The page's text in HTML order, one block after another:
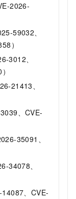
2026-
59032、
）
3012、
21413、
、CVE-
35091、
34078、
、CVE-